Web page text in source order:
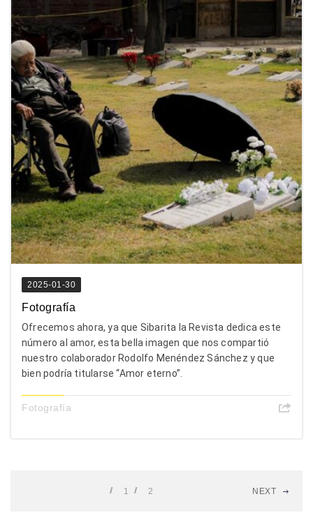
2025-01-30
Fotografía
Ofrecemos ahora, ya que Sibarita la Revista dedica este
número al amor, esta bella imagen que nos compartió
nuestro colaborador Rodolfo Menéndez Sánchez y que
bien podría titularse “Amor eterno”.
Fotografía
1 2 NEXT